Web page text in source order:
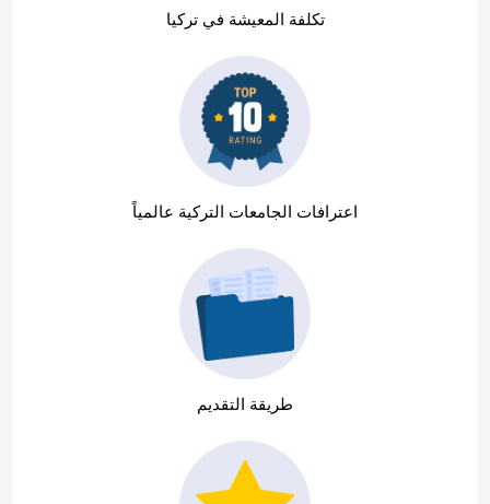
تكلفة المعيشة في تركيا
اعترافات الجامعات التركية عالمياً
طريقة التقديم